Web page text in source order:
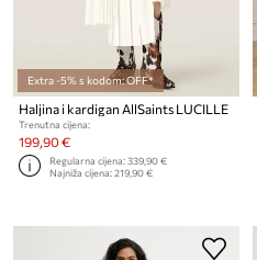
Extra -5% s kodom: OFF*
Haljina i kardigan AllSaints LUCILLE
Trenutna cijena:
199,90 €
Regularna cijena:339,90 €
Najniža cijena:219,90 €